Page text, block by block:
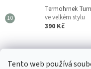
Tento web používá
Termohrnek
ve velkém stylu
390 Kč